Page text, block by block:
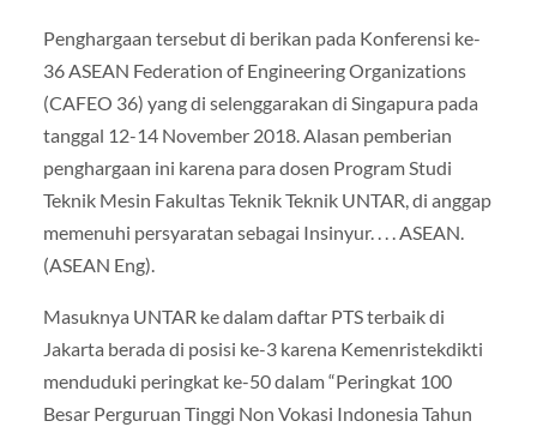
Penghargaan tersebut di berikan pada Konferensi ke-
36 ASEAN Federation of Engineering Organizations
(CAFEO 36) yang di selenggarakan di Singapura pada
tanggal 12-14 November 2018. Alasan pemberian
penghargaan ini karena para dosen Program Studi
Teknik Mesin Fakultas Teknik Teknik UNTAR, di anggap
memenuhi persyaratan sebagai Insinyur. . . . ASEAN.
(ASEAN Eng).
Masuknya UNTAR ke dalam daftar PTS terbaik di
Jakarta berada di posisi ke-3 karena Kemenristekdikti
menduduki peringkat ke-50 dalam “Peringkat 100
Besar Perguruan Tinggi Non Vokasi Indonesia Tahun